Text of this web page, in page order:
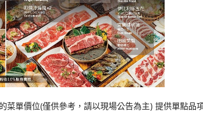
菜單價位(僅供參考，請以現場公告為主) 提供單點品